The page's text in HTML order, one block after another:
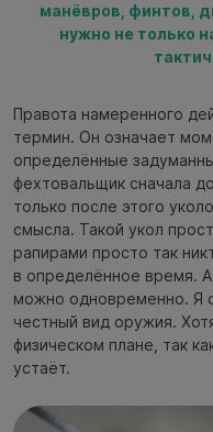
манёвров, финтов,
нужно не только
Правота намеренного
термин. Он означает
определённые
фехтовальщик сначала
только после этого
смысла. Такой укол
рапирами просто так
в определённое время. А
можно одновременно. Я
честный вид оружия.
физическом плане, так
устаёт.